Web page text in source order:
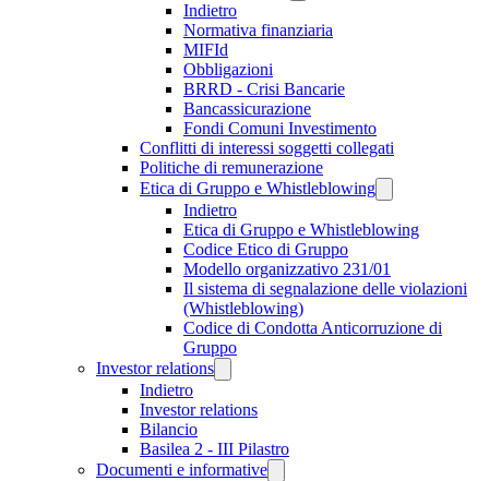
Indietro
Normativa finanziaria
MIFId
Obbligazioni
BRRD - Crisi Bancarie
Bancassicurazione
Fondi Comuni Investimento
Conflitti di interessi soggetti collegati
Politiche di remunerazione
Etica di Gruppo e Whistleblowing
Indietro
Etica di Gruppo e Whistleblowing
Codice Etico di Gruppo
Modello organizzativo 231/01
Il sistema di segnalazione delle violazioni
(Whistleblowing)
Codice di Condotta Anticorruzione di
Gruppo
Investor relations
Indietro
Investor relations
Bilancio
Basilea 2 - III Pilastro
Documenti e informative